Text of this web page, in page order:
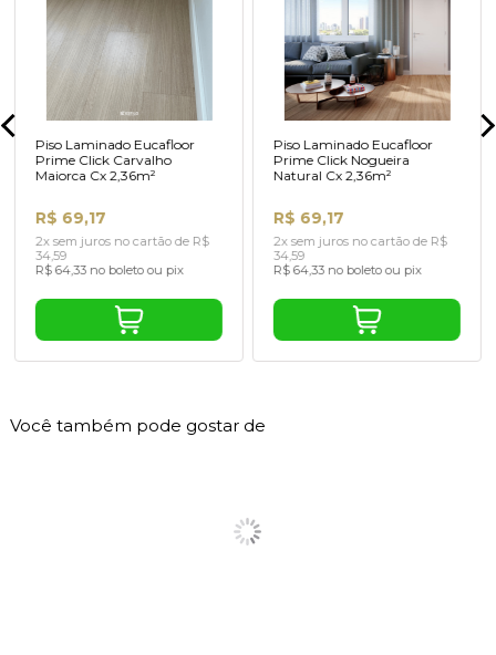
Piso Laminado Eucafloor
Prime Click Carvalho
Maiorca Cx 2,36m²
R$ 69,17
2x sem juros no cartão de R$
34,59
R$ 64,33 no boleto ou pix
Piso Laminado Eucafloor
Prime Click Nogueira
Natural Cx 2,36m²
R$ 69,17
2x sem juros no cartão de R$
34,59
R$ 64,33 no boleto ou pix
Você também pode gostar de